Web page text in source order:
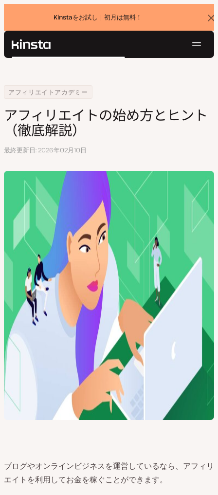
Kinstaをお試し｜初月は無料！
バ
ナ
Kinsta®
ョ
価格設定
お問い合わせ
検
Home
アフィリエイトセンター
アフィリエイトアカデミー
アフィリエイトの始め方とヒント（徹底解説）
アフィリエイトの始め方とヒント
（徹底解説）
最終更新日 2026年02月10日
ブログやオンラインビジネスを運営しているなら、アフィリ
エイトを利用してお金を稼ぐことができます。